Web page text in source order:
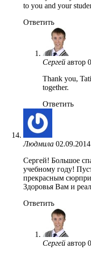
to you and your
Ответить
Сергей автор
Thank you,
together.
Ответить
Людмила
Сергей! Большое
учебному году!
прекрасным
Здоровья Вам и
Ответить
Сергей автор